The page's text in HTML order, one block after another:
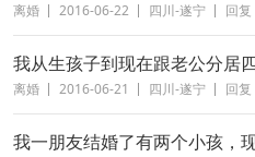
离婚 2016-06-22 四川-遂宁 回复
我从生孩子到现在跟老公分居
离婚 2016-06-21 四川-遂宁 回复
我一朋友结婚了有两个小孩，